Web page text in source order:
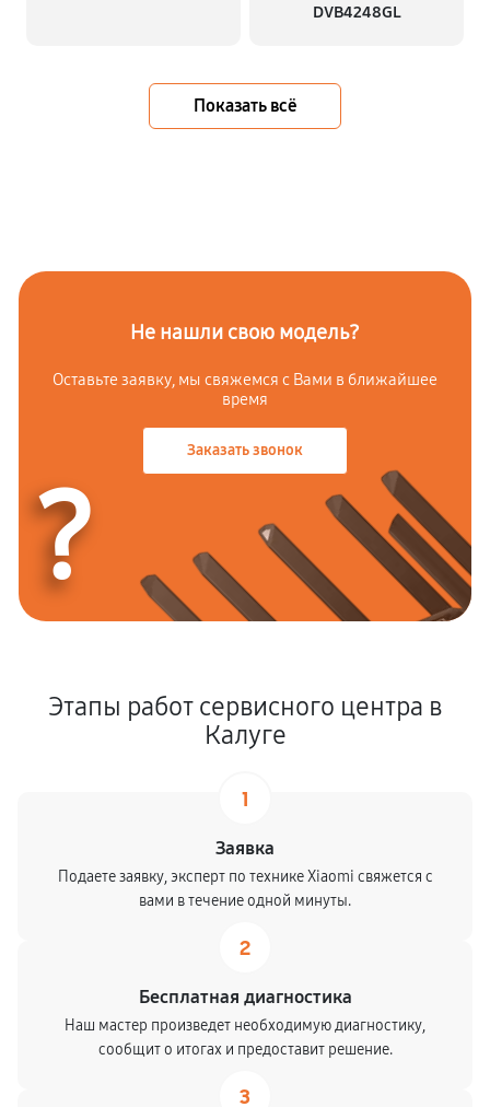
DVB4248GL
Показать всё
Не нашли свою модель?
Оставьте заявку, мы свяжемся с Вами в ближайшее
время
Заказать звонок
?
Этапы работ сервисного центра в
Калуге
1
Заявка
Подаете заявку, эксперт по технике Xiaomi свяжется с
вами в течение одной минуты.
2
Бесплатная диагностика
Наш мастер произведет необходимую диагностику,
сообщит о итогах и предоставит решение.
3